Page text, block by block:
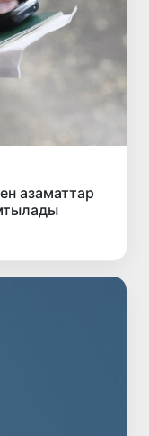
азаматтар